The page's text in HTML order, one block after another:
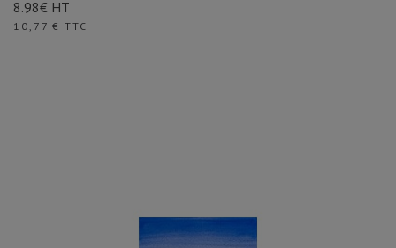
8.98€ HT
Prix
10,77 € TTC